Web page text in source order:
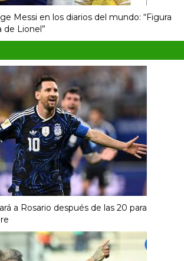
Messi en los diarios del mundo: “Figura
de Lionel”
a Rosario después de las 20 para